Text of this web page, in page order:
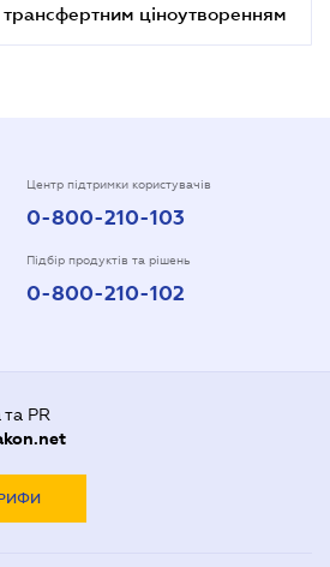
трансфертним ціноутворенням
Центр підтримки користувачів
0-800-210-103
Підбір продуктів та рішень
0-800-210-102
PR